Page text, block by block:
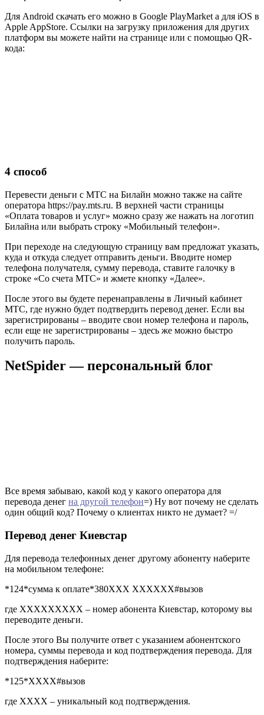
Для Android скачать его можно в Google PlayMarket а для iOS в
Apple AppStore. Ссылки на загрузку приложения для других
платформ вы можете найти на странице или с помощью QR-
кода:
4 способ
Перевести деньги с МТС на Билайн можно также на сайте
оператора https://pay.mts.ru. В верхней части страницы
«Оплата товаров и услуг» можно сразу же нажать на логотип
Билайна или выбрать строку «Мобильный телефон».
При переходе на следующую страницу вам предложат указать,
куда и откуда следует отправить деньги. Вводите номер
телефона получателя, сумму перевода, ставите галочку в
строке «Со счета МТС» и жмете кнопку «Далее».
После этого вы будете перенаправлены в Личный кабинет
МТС, где нужно будет подтвердить перевод денег. Если вы
зарегистрированы – вводите свои номер телефона и пароль,
если еще не зарегистрированы – здесь же можно быстро
получить пароль.
NetSpider — персональный блог
Все время забываю, какой код у какого оператора для
перевода денег на другой телефон=) Ну вот почему не сделать
один общий код? Почему о клиентах никто не думает? =/
Перевод денег Киевстар
Для перевода телефонных денег другому абоненту наберите
на мобильном телефоне:
*124*сумма к оплате*380XXX XXXXXX#вызов
где XXXXXXXXX – номер абонента Киевстар, которому вы
переводите деньги.
После этого Вы получите ответ с указанием абонентского
номера, суммы перевода и код подтверждения перевода. Для
подтверждения наберите:
*125*XХXX#вызов
где ХХХХ – уникальный код подтверждения.